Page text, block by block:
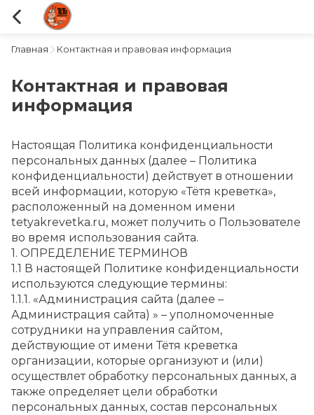
Главная Контактная и правовая информация
Контактная и правовая
информация
Настоящая Политика конфиденциальности
персональных данных (далее – Политика
конфиденциальности) действует в отношении
всей информации, которую «Тётя креветка»,
расположенный на доменном имени
tetyakrevetka.ru, может получить о Пользователе
во время использования сайта.
1. ОПРЕДЕЛЕНИЕ ТЕРМИНОВ
1.1 В настоящей Политике конфиденциальности
используются следующие термины:
1.1.1. «Администрация сайта (далее –
Администрация сайта) » – уполномоченные
сотрудники на управления сайтом,
действующие от имени Тётя креветка
организации, которые организуют и (или)
осуществлет обработку персональных данных, а
также определяет цели обработки
персональных данных, состав персональных